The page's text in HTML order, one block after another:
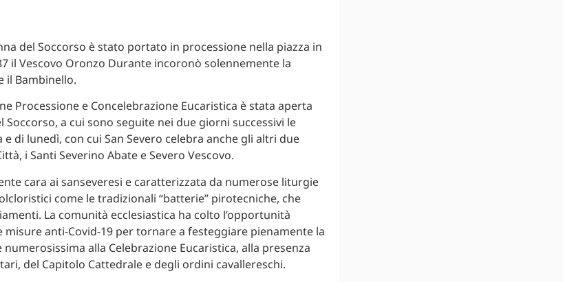
del Soccorso è stato portato in processione nella piazza in
il Vescovo Oronzo Durante incoronò solennemente la
il Bambinello.
Processione e Concelebrazione Eucaristica è stata aperta
Soccorso, a cui sono seguite nei due giorni successivi le
di lunedì, con cui San Severo celebra anche gli altri due
i Santi Severino Abate e Severo Vescovo.
cara ai sanseveresi e caratterizzata da numerose liturgie
come le tradizionali “batterie” pirotecniche, che
La comunità ecclesiastica ha colto l’opportunità
misure anti-Covid-19 per tornare a festeggiare pienamente la
alla Celebrazione Eucaristica, alla presenza
del Capitolo Cattedrale e degli ordini cavallereschi.